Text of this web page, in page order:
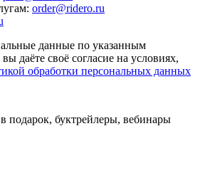
: order@ridero.ru
данные по указанным
даёте своё согласие на условиях,
обработки персональных данных
буктрейлеры, вебинары